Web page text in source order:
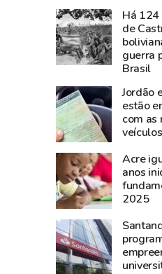
de
Castro
são
resgatados
em
São
Gabriel,
no
Rio
Grande
do
Sul
Expoacre
Há 124
de
guerra
Brasil
Jordão
estão
com as
Acre
anos
2025